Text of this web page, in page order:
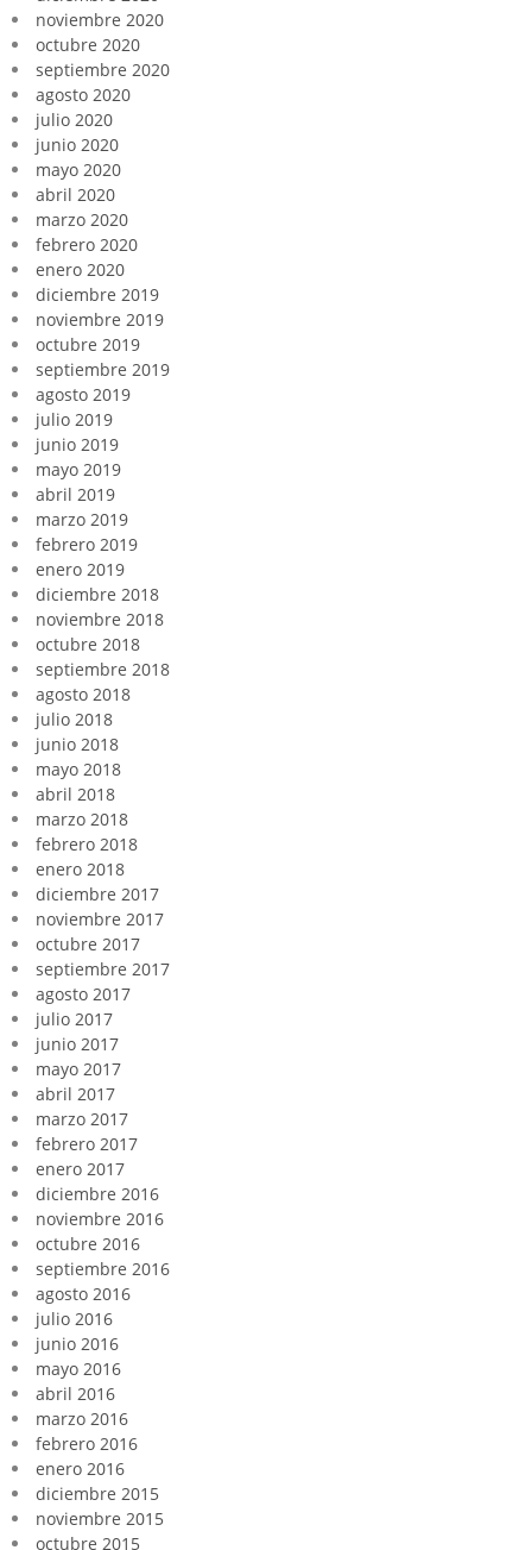
noviembre 2020
octubre 2020
septiembre 2020
agosto 2020
julio 2020
junio 2020
mayo 2020
abril 2020
marzo 2020
febrero 2020
enero 2020
diciembre 2019
noviembre 2019
octubre 2019
septiembre 2019
agosto 2019
julio 2019
junio 2019
mayo 2019
abril 2019
marzo 2019
febrero 2019
enero 2019
diciembre 2018
noviembre 2018
octubre 2018
septiembre 2018
agosto 2018
julio 2018
junio 2018
mayo 2018
abril 2018
marzo 2018
febrero 2018
enero 2018
diciembre 2017
noviembre 2017
octubre 2017
septiembre 2017
agosto 2017
julio 2017
junio 2017
mayo 2017
abril 2017
marzo 2017
febrero 2017
enero 2017
diciembre 2016
noviembre 2016
octubre 2016
septiembre 2016
agosto 2016
julio 2016
junio 2016
mayo 2016
abril 2016
marzo 2016
febrero 2016
enero 2016
diciembre 2015
noviembre 2015
octubre 2015